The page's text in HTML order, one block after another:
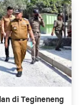
di Tegineneng